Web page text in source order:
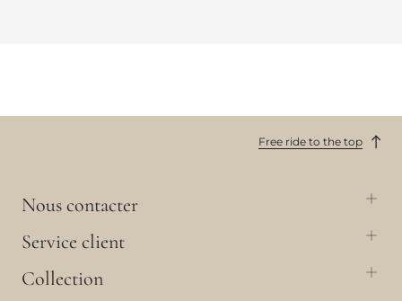
Free ride to the top
Nous contacter
Service client
Collection